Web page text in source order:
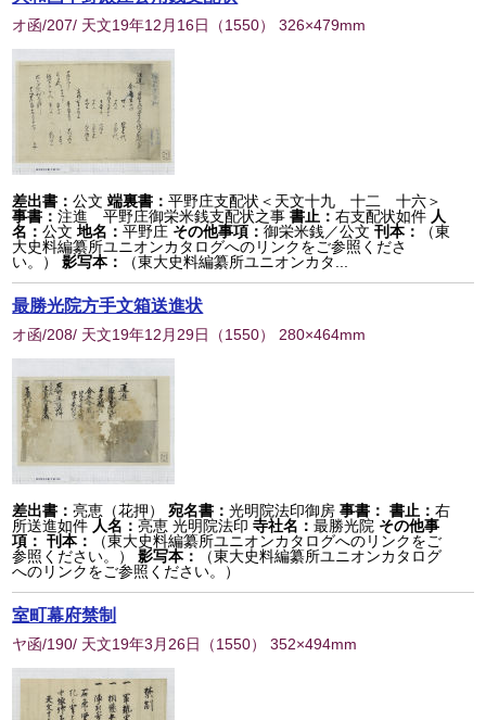
オ函/207/ 天文19年12月16日 （1550） 326×479mm
差出書：公文 端裏書：平野庄支配状＜天文十九 十二 十六＞
事書：注進 平野庄御栄米銭支配状之事書止：右支配状如件 人
名：公文 地名：平野庄 その他事項：御栄米銭／公文刊本：
（東
大史料編纂所ユニオンカタログへのリンクをご参照くださ
い。）
影写本： （東大史料編纂所ユニオンカタ...
最勝光院方手文箱送進状
オ函/208/ 天文19年12月29日 （1550） 280×464mm
差出書：亮恵（花押） 宛名書：光明院法印御房 事書： 書止：右
所送進如件 人名：亮恵 光明院法印 寺社名：最勝光院 その他事
項： 刊本：
（東大史料編纂所ユニオンカタログへのリンクをご
参照ください。）
影写本：
（東大史料編纂所ユニオンカタログ
へのリンクをご参照ください。）
室町幕府禁制
ヤ函/190/ 天文19年3月26日 （1550） 352×494mm